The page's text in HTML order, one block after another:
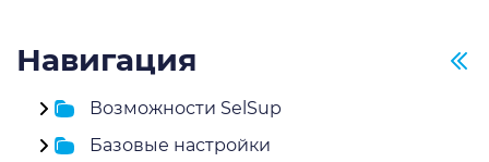
Навигация
Возможности SelSup
Базовые настройки